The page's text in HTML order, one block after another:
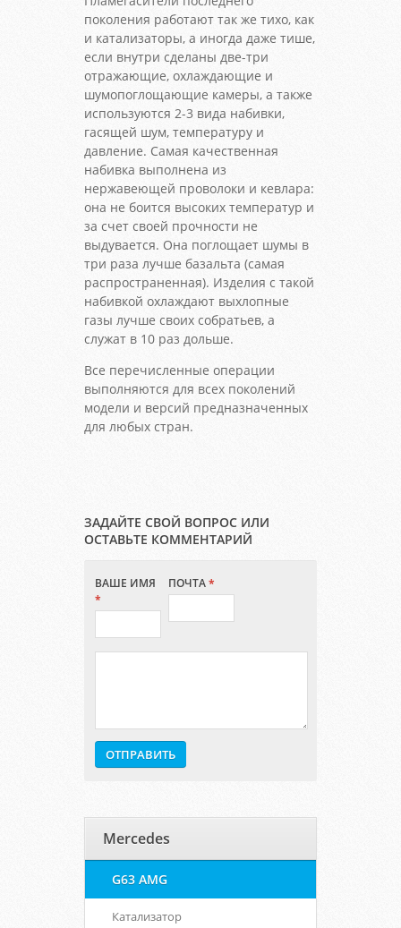
поколения работают так же тихо, как
и катализаторы, а иногда даже тише,
если внутри сделаны две-три
отражающие, охлаждающие и
шумопоглощающие камеры, а также
используются 2-3 вида набивки,
гасящей шум, температуру и
давление. Самая качественная
набивка выполнена из
нержавеющей проволоки и кевлара:
она не боится высоких температур и
за счет своей прочности не
выдувается. Она поглощает шумы в
три раза лучше базальта (самая
распространенная). Изделия с такой
набивкой охлаждают выхлопные
газы лучше своих собратьев, а
служат в 10 раз дольше.
Все перечисленные операции
выполняются для всех поколений
модели и версий предназначенных
для любых стран.
ЗАДАЙТЕ СВОЙ ВОПРОС ИЛИ
ОСТАВЬТЕ КОММЕНТАРИЙ
ВАШЕ ИМЯ
*
ПОЧТА*
Mercedes
G63 AMG
Катализатор